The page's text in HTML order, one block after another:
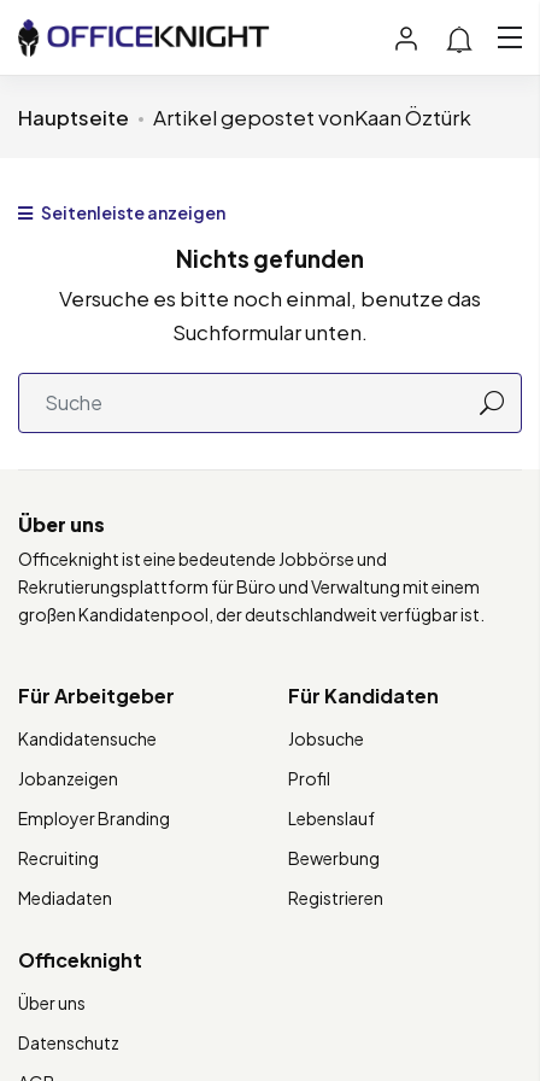
Hauptseite Artikel gepostet vonKaan Öztürk
Seitenleiste anzeigen
Nichts gefunden
Versuche es bitte noch einmal, benutze das
Suchformular unten.
Über uns
Officeknight ist eine bedeutende Jobbörse und
Rekrutierungsplattform für Büro und Verwaltung mit einem
großen Kandidatenpool, der deutschlandweit verfügbar ist.
Für Arbeitgeber
Kandidatensuche
Jobanzeigen
Employer Branding
Recruiting
Mediadaten
Für Kandidaten
Jobsuche
Profil
Lebenslauf
Bewerbung
Registrieren
Officeknight
Über uns
Datenschutz